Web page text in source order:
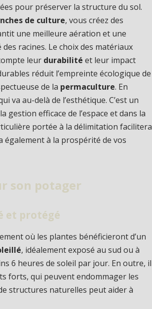
pour préserver la structure du sol.
de culture, vous créez des
une meilleure aération et une
racines. Le choix des matériaux
leur durabilité et leur impact
réduit l’empreinte écologique de
de la permaculture. En
va au-delà de l’esthétique. C’est un
gestion efficace de l’espace et dans la
portée à la délimitation facilitera
à la prospérité de vos
son potager
et protégé
où les plantes bénéficieront d’un
, idéalement exposé au sud ou à
6 heures de soleil par jour. En outre, il
forts, qui peuvent endommager les
structures naturelles peut aider à